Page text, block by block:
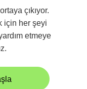
çıkıyor.
için her şeyi
etmeye